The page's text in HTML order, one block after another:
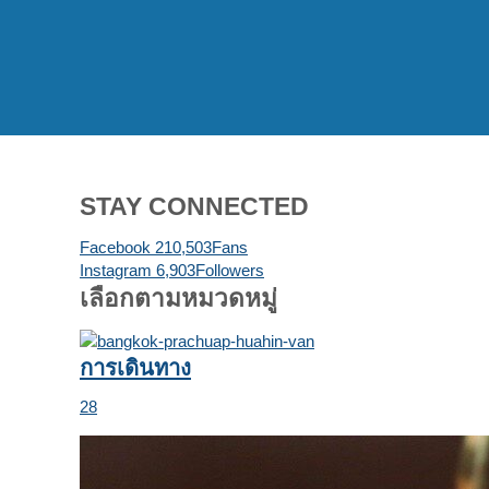
STAY CONNECTED
Facebook 210,503Fans
Instagram 6,903Followers
เลือกตามหมวดหมู่
การเดินทาง
28